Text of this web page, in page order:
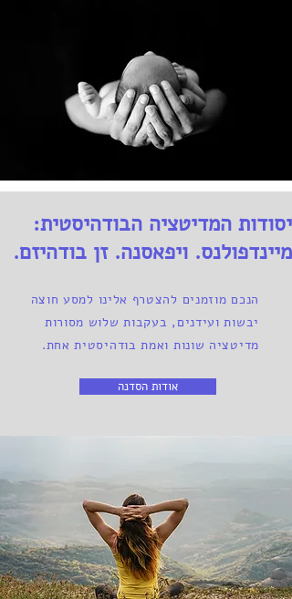
יסודות המדיטציה הבודהיסטית:
מיינדפולנס. ויפאסנה. זן בודהיזם.
הנכם מוזמנים להצטרף אלינו למסע חוצה
יבשות ועידנים, בעקבות שלוש מסורות
מדיטציה שונות ואמת בודהיסטית אחת.
אודות הסדנה